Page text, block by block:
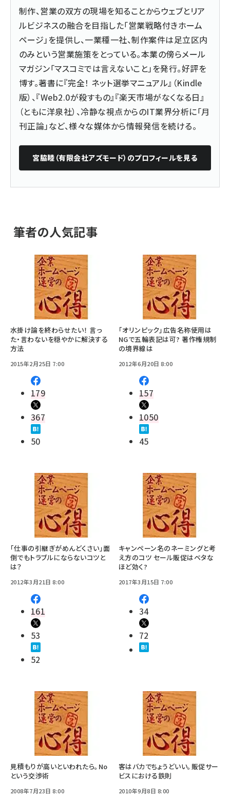
制作、営業の双方の現場を知ることからウェブとリア
ルビジネスの融合を目指した「営業戦略付きホーム
ページ」を提供し、一業種一社、制作案件は足立区内
のみという営業施策をとっている。本業の傍らメール
マガジン「マスコミでは言えないこと」を発行。好評を
博す。著書に『完全！ ネット選挙マニュアル』（Kindle
版）、『Web2.0が殺すもの』『楽天市場がなくなる日』
（ともに洋泉社）、冷静な視点からのIT業界分析に「月
刊正論」など、様々な媒体から情報発信を続ける。
宮脇睦（有限会社アズモード） のプロフィールを見る
筆者の人気記事
水掛け論を終わらせたい！ 言っ
た・言わないを穏やかに解決する
方法
2015年2月25日 7:00
179
367
50
「オリンピック」広告名称使用は
NGで五輪表記は可? 著作権規制
の境界線は
2012年6月20日 8:00
157
1050
45
「仕事の引継ぎがめんどくさい」面
倒でもトラブルにならないコツと
は？
2012年3月21日 8:00
161
53
52
キャンペーン名のネーミングと考
え方のコツ セール販促はベタな
ほど効く?
2017年3月15日 7:00
34
72
見積もりが高いといわれたら。No
という交渉術
2008年7月23日 8:00
客はバカでちょうどいい。販促サー
ビスにおける鉄則
2010年9月8日 8:00